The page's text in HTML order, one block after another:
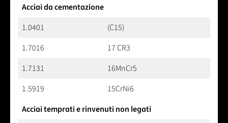
Acciai da cementazione
1.0401
(C15)
1.7016
17 CR3
1.7131
16MnCr5
1.5919
15CrNi6
Acciai temprati e rinvenuti non legati